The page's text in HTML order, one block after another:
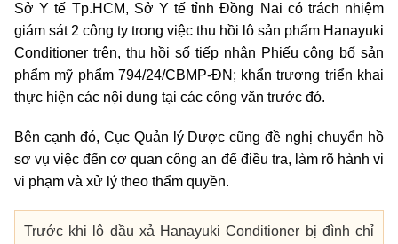
Sở Y tế Tp.HCM, Sở Y tế tỉnh Đồng Nai có trách nhiệm
giám sát 2 công ty trong việc thu hồi lô sản phẩm Hanayuki
Conditioner trên, thu hồi số tiếp nhận Phiếu công bố sản
phẩm mỹ phẩm 794/24/CBMP-ĐN; khẩn trương triển khai
thực hiện các nội dung tại các công văn trước đó.
Bên cạnh đó, Cục Quản lý Dược cũng đề nghị chuyển hồ
sơ vụ việc đến cơ quan công an để điều tra, làm rõ hành vi
vi phạm và xử lý theo thẩm quyền.
Trước khi lô dầu xả Hanayuki Conditioner bị đình chỉ